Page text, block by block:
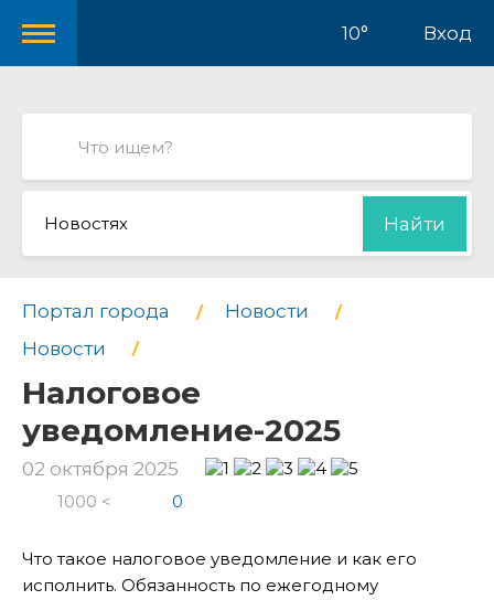
10° Вход
Новостях Найти
Портал города
Новости
Новости
Налоговое
уведомление-2025
02 октября 2025
1000 < 0
Что такое налоговое уведомление и как его
исполнить. Обязанность по ежегодному